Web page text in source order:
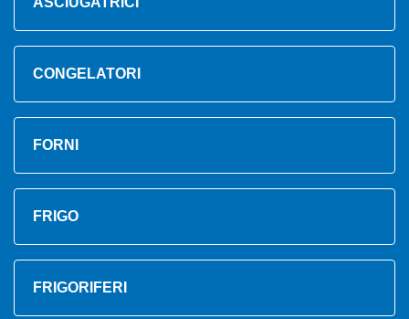
CONGELATORI
FORNI
FRIGO
FRIGORIFERI